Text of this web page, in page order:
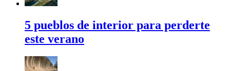
5 pueblos de interior para perderte
este verano